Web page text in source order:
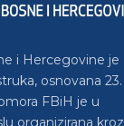
i Hercegovine je
osnovana 23.
FBiH je u
organizirana kroz